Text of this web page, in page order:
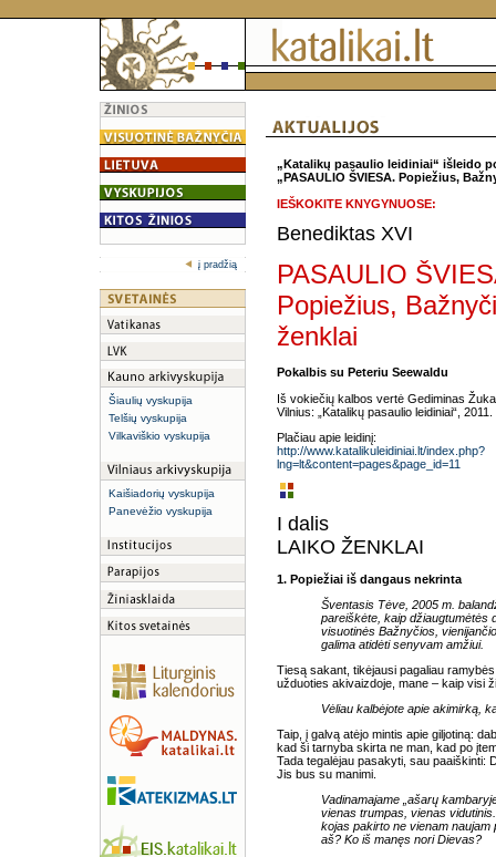
į pradžią
Šiaulių vyskupija
Telšių vyskupija
Vilkaviškio vyskupija
Kaišiadorių vyskupija
Panevėžio vyskupija
„Katalikų pasaulio leidiniai“ išleido
„PASAULIO ŠVIESA. Popiežius,
IEŠKOKITE KNYGYNUOSE:
Benediktas XVI
PASAULIO
Popiežius,
ženklai
Pokalbis su Peteriu Seewaldu
Iš vokiečių kalbos vertė Gediminas
Vilnius: „Katalikų pasaulio leidiniai“, 2011.
Plačiau apie leidinį:
http://www.katalikuleidiniai.lt/index.php?
lng=lt&content=pages&page_id=11
I dalis
LAIKO ŽENKLAI
1. Popiežiai iš dangaus nekrinta
Šventasis Tėve, 2005 m.
pareiškėte, kaip džiaugtumėtės
visuotinės Bažnyčios,
galima atidėti senyvam amžiui.
Tiesą sakant, tikėjausi pagaliau
užduoties akivaizdoje, mane – kaip visi
Vėliau kalbėjote apie akimirką,
Taip, į galvą atėjo mintis apie giljotiną:
kad ši tarnyba skirta ne man, kad po
Tada tegalėjau pasakyti, sau paaiškinti:
Jis bus su manimi.
Vadinamajame „ašarų
vienas trumpas, vienas
kojas pakirto ne vienam
aš? Ko iš manęs nori Dievas?